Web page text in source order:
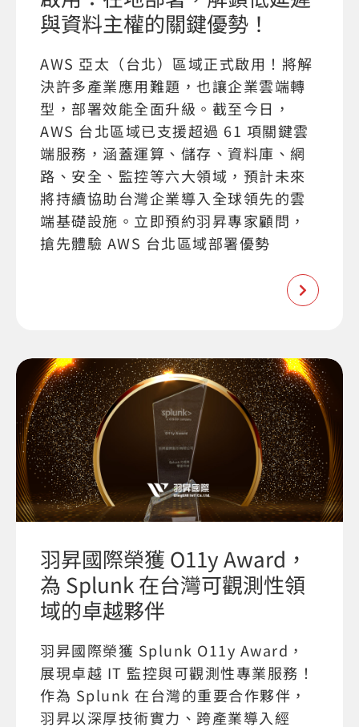
與資料主權的關鍵優勢！
AWS 亞太（台北）區域正式啟用！將解
決許多產業應用難題，也讓企業雲端轉
型，部署效能全面升級。截至今日，
AWS 台北區域已支援超過 61 項關鍵雲
端服務，涵蓋運算、儲存、資料庫、網
路、安全、監控等六大領域，預計未來
將持續協助台灣企業導入全球領先的雲
端基礎設施。立即預約羽昇專家顧問，
搶先體驗 AWS 台北區域部署優勢
羽昇國際榮獲 O11y Award，
為 Splunk 在台灣可觀測性領
域的卓越夥伴
羽昇國際榮獲 Splunk O11y Award，
展現卓越 IT 監控與可觀測性專業服務！
作為 Splunk 在台灣的重要合作夥伴，
羽昇以深厚技術實力、跨產業導入經